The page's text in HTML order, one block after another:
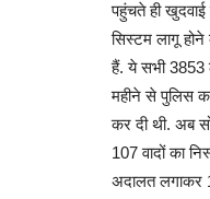
पहुंचते ही
सिस्टम लागू
हैं. ये सभी
महीने से पुलिस
कर दी थी. अब
107 वादों का
अदालत लगाकर
पर